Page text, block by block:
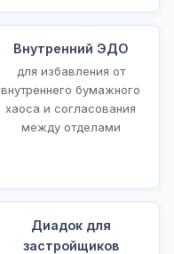
Внутренний ЭДО
для избавления от
внутреннего бумажного
хаоса и согласования
между отделами
Диадок для
застройщиков